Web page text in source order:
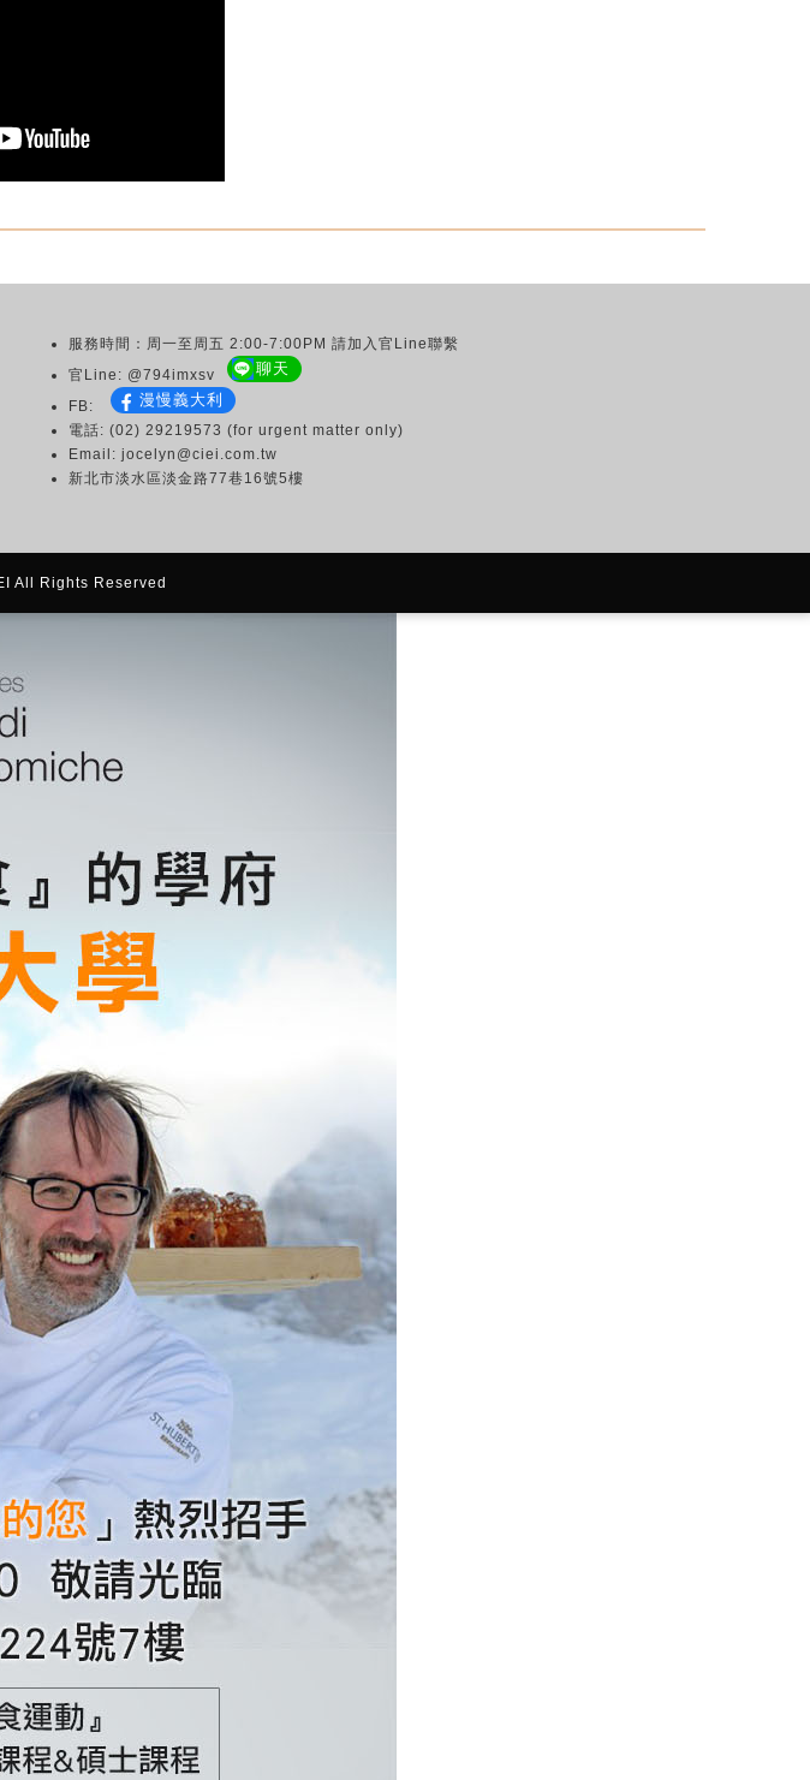
服務時間：周一至周五 2:00-7:00PM 請加入官Line聯繫
官Line: @794imxsv
聊天
FB: 漫慢義大利
電話: (02) 29219573 (for urgent matter only)
Email: jocelyn@ciei.com.tw
新北市淡水區淡金路77巷16號5樓
All Rights Reserved